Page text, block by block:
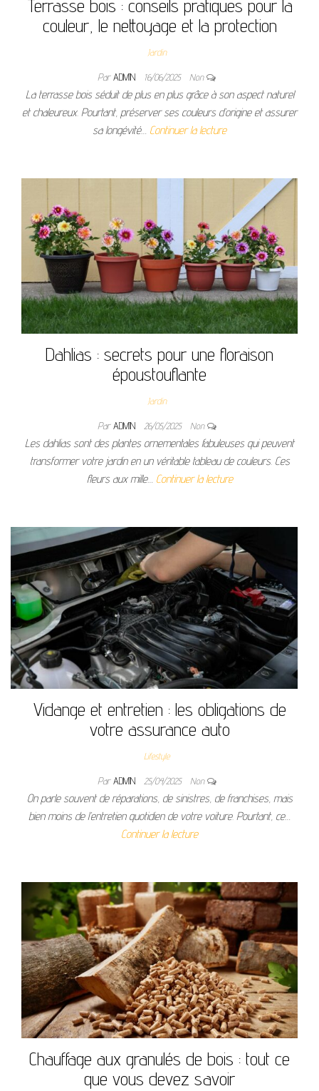
Terrasse bois : conseils pratiques pour la
couleur, le nettoyage et la protection
Jardin
ParADMIN 16/06/2025 Non
La terrasse bois séduit de plus en plus grâce à son aspect naturel
et chaleureux. Pourtant, préserver ses couleurs d’origine et assurer
sa longévité… Continuer la lecture
Dahlias : secrets pour une floraison
époustouflante
Jardin
ParADMIN 26/05/2025 Non
Les dahlias sont des plantes ornementales fabuleuses qui peuvent
transformer votre jardin en un véritable tableau de couleurs. Ces
fleurs aux mille… Continuer la lecture
Vidange et entretien : les obligations de
votre assurance auto
Lifestyle
ParADMIN 25/04/2025 Non
On parle souvent de réparations, de sinistres, de franchises, mais
bien moins de l’entretien quotidien de votre voiture. Pourtant, ce…
Continuer la lecture
Chauffage aux granulés de bois : tout ce
que vous devez savoir